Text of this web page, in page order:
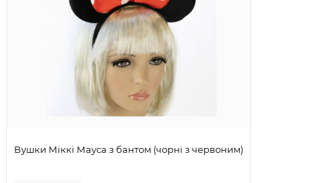
Вушки Міккі Мауса з бантом (чорні з червоним)